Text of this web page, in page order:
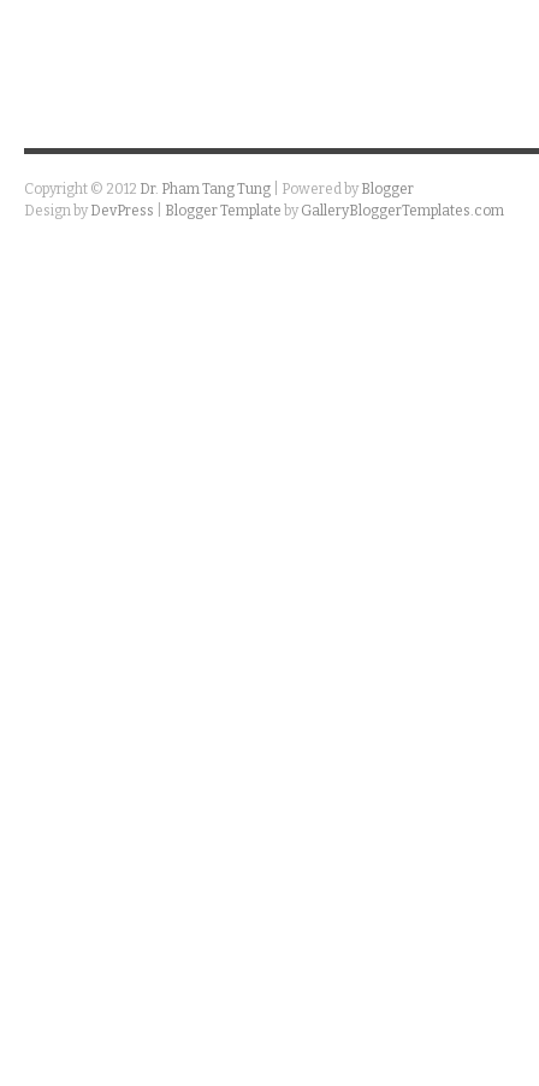
Copyright © 2012 Dr. Pham Tang Tung | Powered by Blogger
Design by DevPress Blogger Template by GalleryBloggerTemplates.com